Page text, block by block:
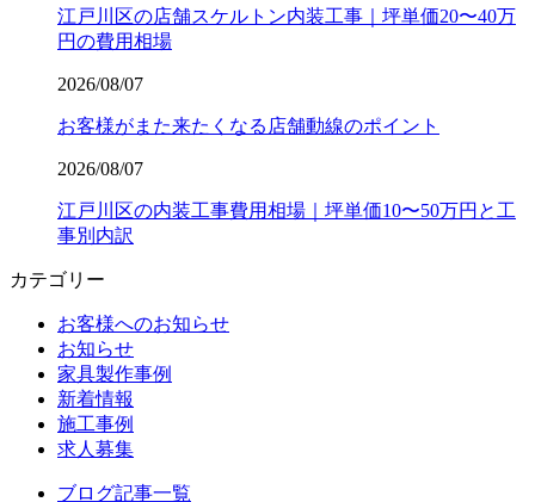
江戸川区の店舗スケルトン内装工事｜坪単価20〜40万
円の費用相場
2026/08/07
お客様がまた来たくなる店舗動線のポイント
2026/08/07
江戸川区の内装工事費用相場｜坪単価10〜50万円と工
事別内訳
カテゴリー
お客様へのお知らせ
お知らせ
家具製作事例
新着情報
施工事例
求人募集
ブログ記事一覧